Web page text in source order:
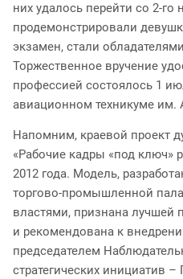
них удалось перейти со 2-
продемонстрировали
экзамен, стали
Торжественное вручение
профессией состоялось 1
авиационном техникуме
Напомним, краевой проект
«Рабочие кадры «под ключ»
2012 года. Модель,
торгово-промышленной
властями, признана лучшей
и рекомендована к
председателем
стратегических инициатив